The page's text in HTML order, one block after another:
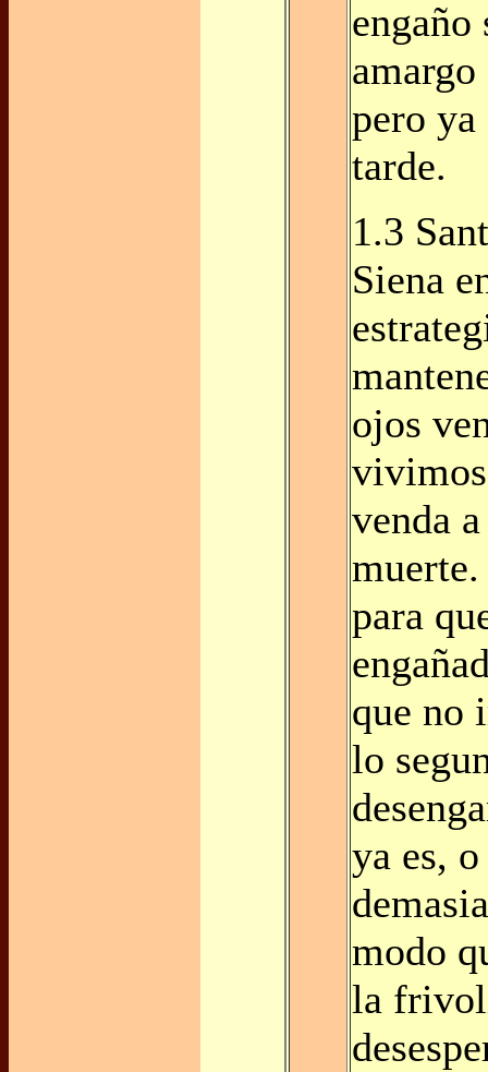
amargo
pero ya
tarde.
1.3
Siena
ojos
venda
para
que no
lo
ya es,
modo
la